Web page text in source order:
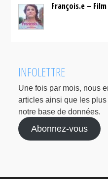
François.e –
INFOLETTRE
Une fois par mois, nous
articles ainsi que les
notre base de données.
Abonnez-vous